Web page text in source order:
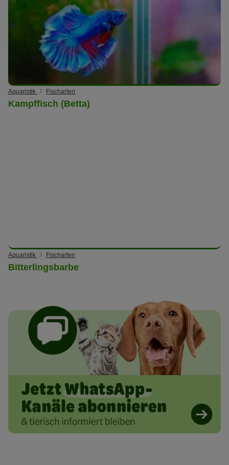
Aquaristik Fischarten
Kampffisch (Betta)
Aquaristik Fischarten
Bitterlingsbarbe